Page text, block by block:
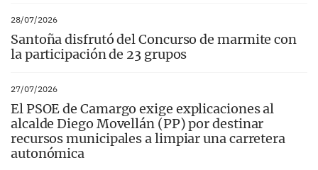
28/07/2026
Santoña disfrutó del Concurso de marmite con
la participación de 23 grupos
27/07/2026
El PSOE de Camargo exige explicaciones al
alcalde Diego Movellán (PP) por destinar
recursos municipales a limpiar una carretera
autonómica